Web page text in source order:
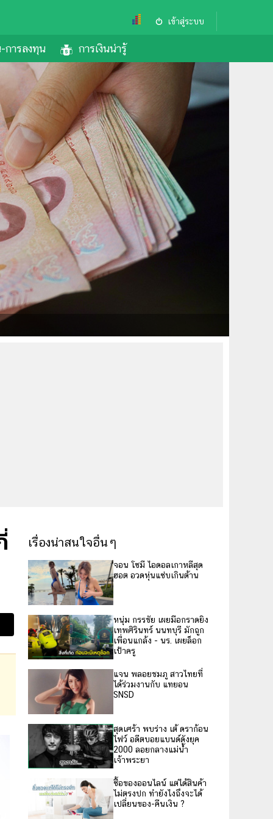
เข้าสู่ระบบ
การลงทุน การเงินน่ารู้
เรื่องน่าสนใจอื่นๆ
จอน โซมี ไอดอลเกาหลีสุด
ฮอต อวดหุ่นแซ่บเกินต้าน
หนุ่ม กรรชัย เผยมือกราดยิง
เทพศิรินทร์ นนทบุรี มักถูก
เพื่อนแกล้ง - นร. เผยล็อก
เป้าครู
แจน พลอยชมภู สาวไทยที่
ได้ร่วมงานกับ แทยอน
SNSD
สุดเศร้า พบร่าง เต้ ดราก้อน
ไฟว์ อดีตบอยแบนด์ดังยุค
2000 ลอยกลางแม่น้ำ
เจ้าพระยา
ซื้อของออนไลน์ แต่ได้สินค้า
ไม่ตรงปก ทำยังไงถึงจะได้
เปลี่ยนของ-คืนเงิน ?